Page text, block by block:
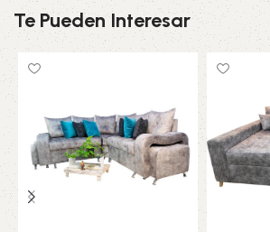
Te Pueden Interesar